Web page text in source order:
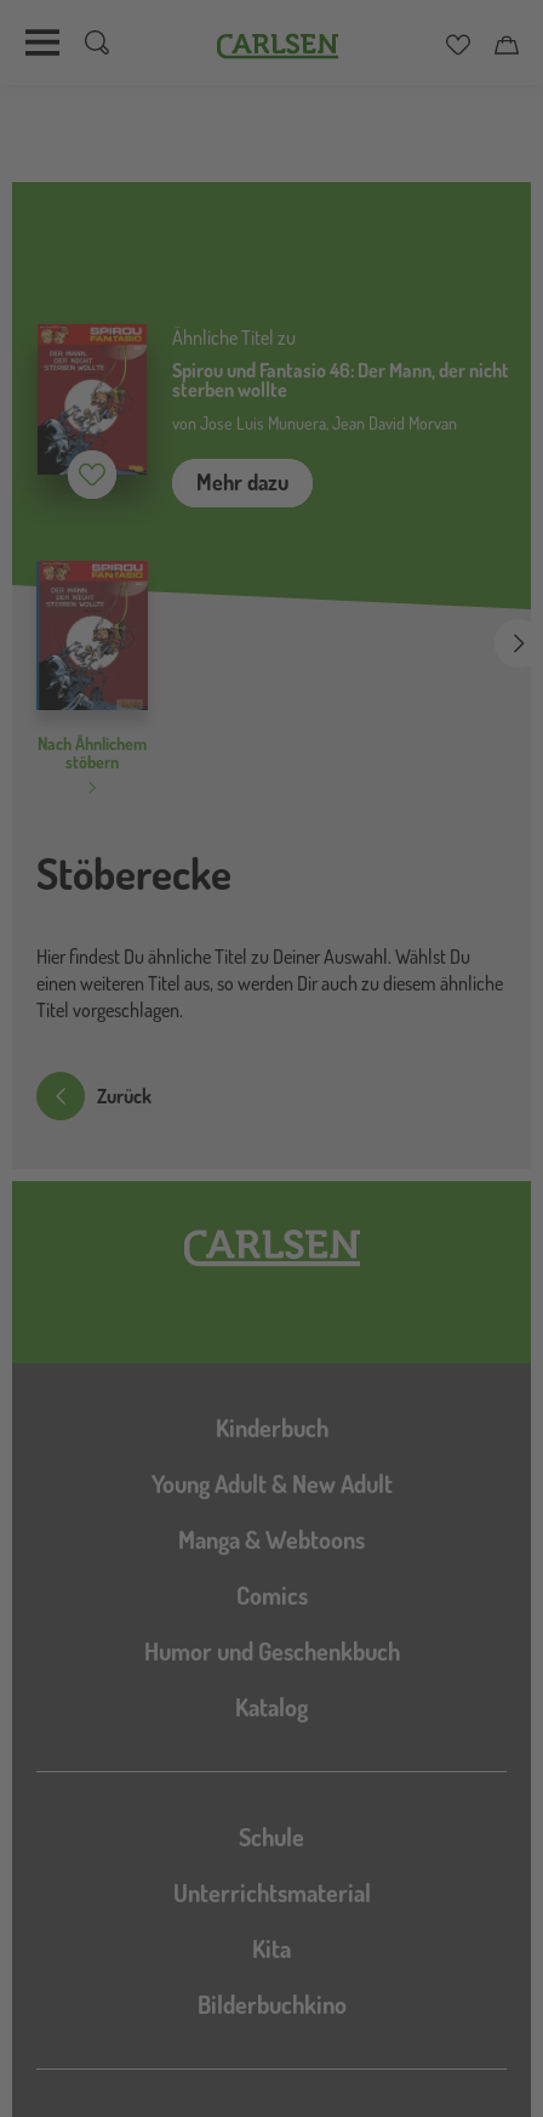
Carlsen
Ähnliche Titel zu
Spirou und Fantasio 46: Der Mann, der nicht
sterben wollte
von Jose Luis Munuera, Jean David Morvan
Mehr dazu
Merken ( inaktiv)
Nach Ähnlichem
stöbern
Stöberecke
Hier findest Du ähnliche Titel zu Deiner Auswahl. Wählst Du
einen weiteren Titel aus, so werden Dir auch zu diesem ähnliche
Titel vorgeschlagen.
Zurück
Hauptnavigation
Kinderbuch
Young Adult & New Adult
Manga & Webtoons
Comics
Humor und Geschenkbuch
Katalog
Katalog
Schule
Unterrichtsmaterial
Kita
Bilderbuchkino